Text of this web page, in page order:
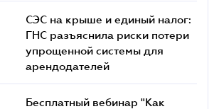
СЭС на крыше и единый налог:
ГНС разъяснила риски потери
упрощенной системы для
арендодателей
Бесплатный вебинар "Как